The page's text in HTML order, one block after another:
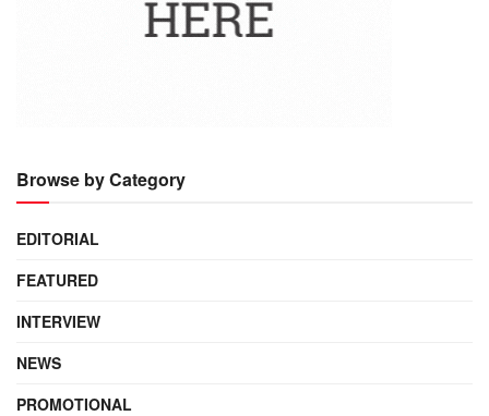
Browse by Category
EDITORIAL
FEATURED
INTERVIEW
NEWS
PROMOTIONAL